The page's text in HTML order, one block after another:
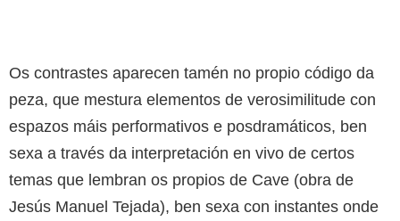
Os contrastes aparecen tamén no propio código da
peza, que mestura elementos de verosimilitude con
espazos máis performativos e posdramáticos, ben
sexa a través da interpretación en vivo de certos
temas que lembran os propios de Cave (obra de
Jesús Manuel Tejada), ben sexa con instantes onde